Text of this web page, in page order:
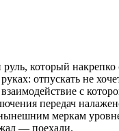
который накрепко
отпускать не
с
передач
меркам
— поехали.